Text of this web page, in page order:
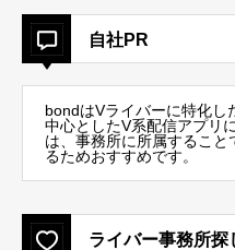
自社PR
bondはVライバーに特化し
中心としたV系配信アプリ
は、事務所に所属すること
るためおすすめです。
ライバー事務所探